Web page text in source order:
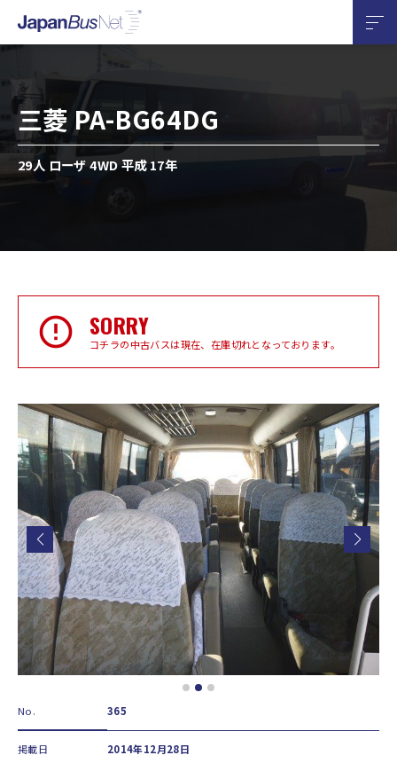
三菱 PA-BG64DG
29人 ローザ 4WD 平成 17年
SORRY
コチラの中古バスは現在、在庫切れとなっております。
No. 365
掲載日 2014年12月28日